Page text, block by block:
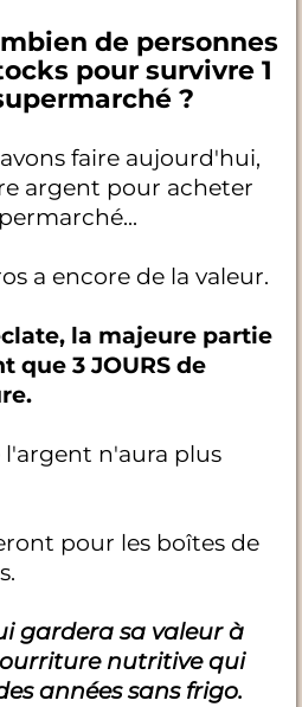
de personnes
pour survivre 1
?
faire aujourd'hui,
argent pour acheter
a encore de la valeur.
la majeure partie
que 3 JOURS de
l'argent n'aura plus
pour les boîtes de
gardera sa valeur à
nutritive qui
années sans frigo.